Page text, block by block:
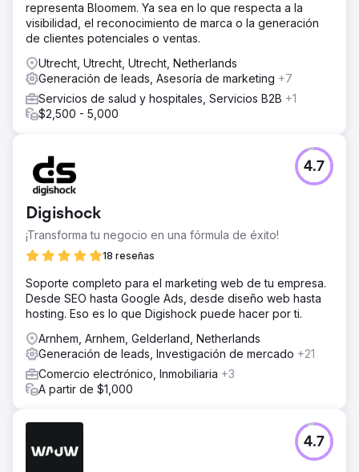
representa Bloomem. Ya sea en lo que respecta a la
visibilidad, el reconocimiento de marca o la generación
de clientes potenciales o ventas.
Utrecht, Utrecht, Utrecht, Netherlands
Generación de leads, Asesoría de marketing +7
Servicios de salud y hospitales, Servicios B2B +1
$2,500 - 5,000
Digishock
¡Transforma tu negocio en una fórmula de éxito!
18 reseñas
4.7
Soporte completo para el marketing web de tu empresa.
Desde SEO hasta Google Ads, desde diseño web hasta
hosting. Eso es lo que Digishock puede hacer por ti.
Arnhem, Arnhem, Gelderland, Netherlands
Generación de leads, Investigación de mercado +21
Comercio electrónico, Inmobiliaria +3
A partir de $1,000
4.7